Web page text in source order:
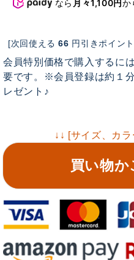
なら 月々1,100円か
[次回使える 66 円引きポイン
会員特別価格で購入するに
要です。※会員登録は約１
レゼント♪
↓↓ [サイズ、カ
買い物か